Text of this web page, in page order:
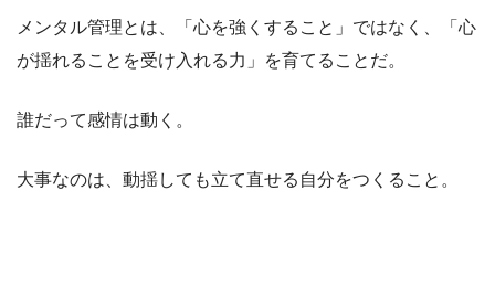
メンタル管理とは、「心を強くすること」ではなく、「心
が揺れることを受け入れる力」を育てることだ。
誰だって感情は動く。
大事なのは、動揺しても立て直せる自分をつくること。